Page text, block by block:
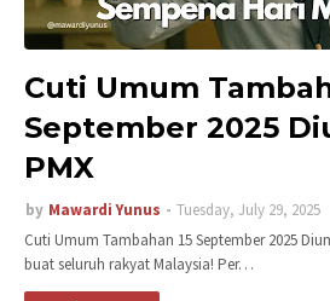
Cuti Umum
September 2025
PMX
by Mawardi Yunus
Tuesday, July 29, 2025
Cuti Umum Tambahan 15 September 2025
buat seluruh rakyat Malaysia! Per…